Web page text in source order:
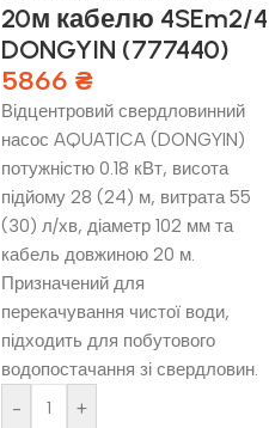
20м кабелю 4SEm2/4
DONGYIN (777440)
5866 ₴
Відцентровий свердловинний
насос AQUATICA (DONGYIN)
потужністю 0.18 кВт, висота
підйому 28 (24) м, витрата 55
(30) л/хв, діаметр 102 мм та
кабель довжиною 20 м.
Призначений для
перекачування чистої води,
підходить для побутового
водопостачання зі свердловин.
-
+